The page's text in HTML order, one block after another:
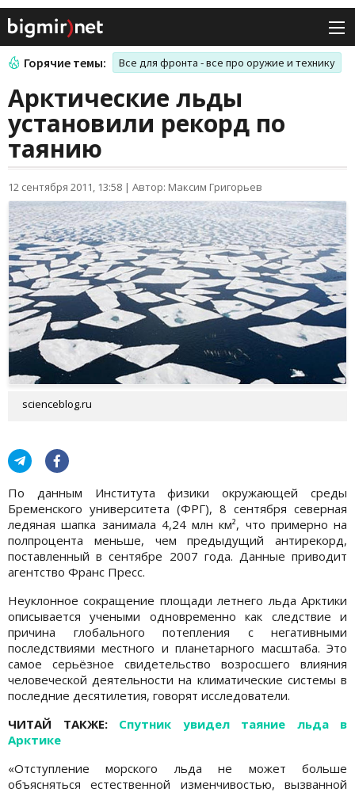
Горячие темы: Все для фронта - все про оружие и технику
Арктические льды
установили рекорд по
таянию
12 сентября 2011, 13:58 | Автор: Максим Григорьев
scienceblog.ru
По данным Института физики окружающей среды
Бременского университета (ФРГ), 8 сентября северная
ледяная шапка занимала 4,24 млн км², что примерно на
полпроцента меньше, чем предыдущий антирекорд,
поставленный в сентябре 2007 года. Данные приводит
агентство Франс Пресс.
Неуклонное сокращение площади летнего льда Арктики
описывается учеными одновременно как следствие и
причина глобального потепления с негативными
последствиями местного и планетарного масштаба. Это
самое серьёзное свидетельство возросшего влияния
человеческой деятельности на климатические системы в
последние десятилетия, говорят исследователи.
ЧИТАЙ ТАКЖЕ: Спутник увидел таяние льда в
Арктике
«Отступление морского льда не может больше
объясняться естественной изменчивостью, вызванной